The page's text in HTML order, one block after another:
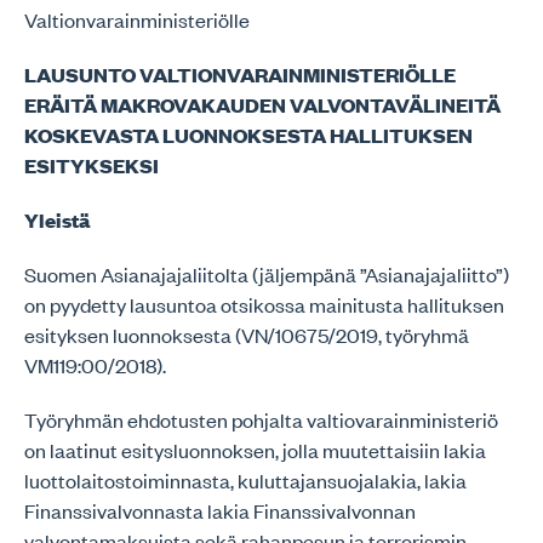
Valtionvarainministeriölle
LAUSUNTO VALTIONVARAINMINISTERIÖLLE
ERÄITÄ MAKROVAKAUDEN VALVONTAVÄLINEITÄ
KOSKEVASTA LUONNOKSESTA HALLITUKSEN
ESITYKSEKSI
Yleistä
Suomen Asianajajaliitolta (jäljempänä ”Asianajajaliitto”)
on pyydetty lausuntoa otsikossa mainitusta hallituksen
esityksen luonnoksesta (VN/10675/2019, työryhmä
VM119:00/2018).
Työryhmän ehdotusten pohjalta valtiovarainministeriö
on laatinut esitysluonnoksen, jolla muutettaisiin lakia
luottolaitostoiminnasta, kuluttajansuojalakia, lakia
Finanssivalvonnasta lakia Finanssivalvonnan